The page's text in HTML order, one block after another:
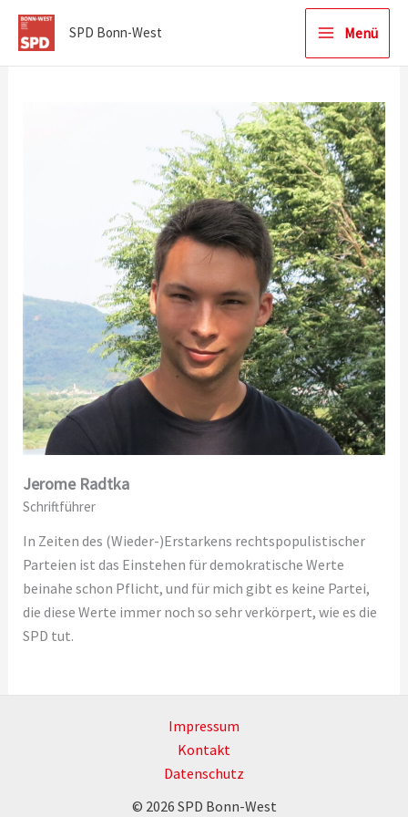
Zum
Inhalt
SPD Bonn-West Menü
Jerome Radtka
Schriftführer
In Zeiten des (Wieder-)Erstarkens rechtspopulistischer
Parteien ist das Einstehen für demokratische Werte
beinahe schon Pflicht, und für mich gibt es keine Partei,
die diese Werte immer noch so sehr verkörpert, wie es die
SPD tut.
Impressum
Kontakt
Datenschutz
© 2026 SPD Bonn-West